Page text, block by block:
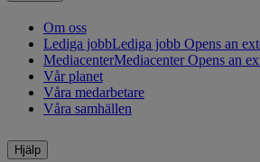
Om oss
Lediga jobbLediga jobb Opens an
MediacenterMediacenter Opens an
Vår planet
Våra medarbetare
Våra samhällen
Hjälp